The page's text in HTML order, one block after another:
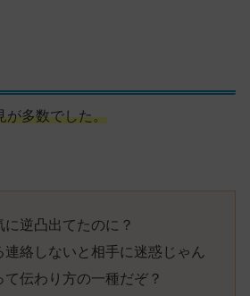
が多数でした。
逆凸出てたのに？
連絡しないと相手に迷惑じゃん
伝わり方の一種だぞ？